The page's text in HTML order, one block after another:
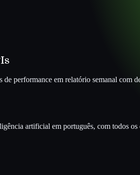
performance em relatório semanal com
artificial em português, com todos